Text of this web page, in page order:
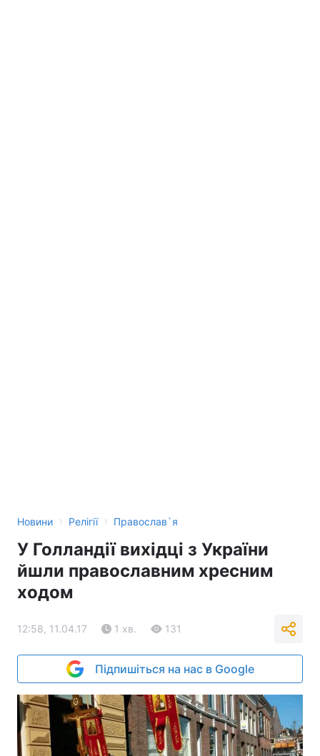
Новини › Релігії › Православ`я
У Голландії вихідці з України
йшли православним хресним
ходом
12:58, 11.04.17 1 хв. 131
Підпишіться на нас в Google